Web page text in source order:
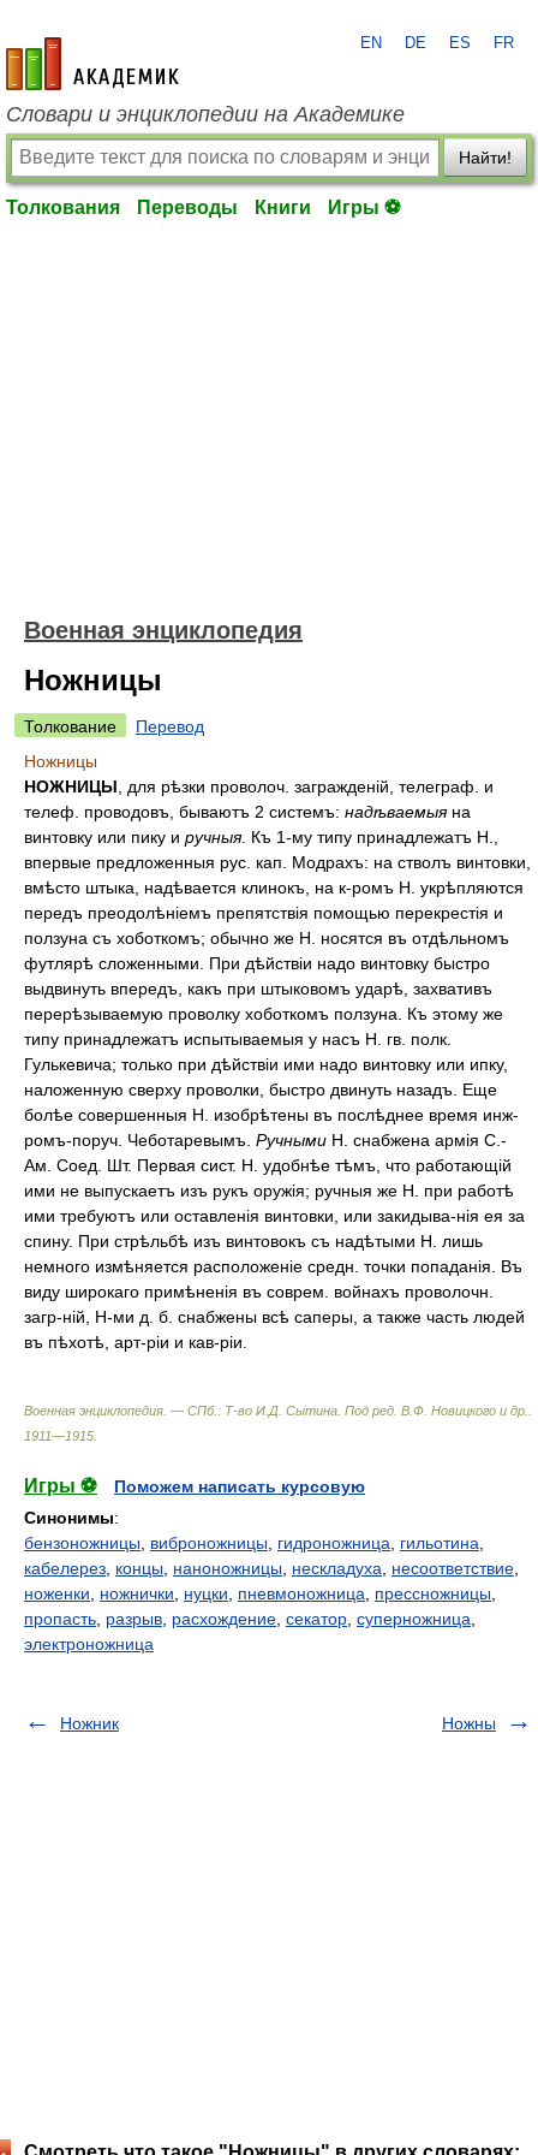
academic.ru
EN DE ES FR
Словари и энциклопедии на Академике
Найти!
Толкования Переводы Книги Игры ⚽
Военная энциклопедия
Ножницы
Толкование
Перевод
Ножницы
НОЖНИЦЫ , для рѣзки проволоч. загражденій, телеграф. и
телеф. проводовъ, бываютъ 2 системъ: надѣваемыяна
винтовку или пику и ручныя. Къ 1-му типу принадлежатъ Н.,
впервые предложенныя рус. кап. Модрахъ: на стволъ винтовки,
вмѣсто штыка, надѣвается клинокъ, на к-ромъ Н. укрѣпляются
передъ преодолѣніемъ препятствія помощью перекрестія и
ползуна съ хоботкомъ; обычно же Н. носятся въ отдѣльномъ
футлярѣ сложенными. При дѣйствіи надо винтовку быстро
выдвинуть впередъ, какъ при штыковомъ ударѣ, захвативъ
перерѣзываемую проволку хоботкомъ ползуна. Къ этому же
типу принадлежатъ испытываемыя у насъ Н. гв. полк.
Гулькевича; только при дѣйствіи ими надо винтовку или ипку,
наложенную сверху проволки, быстро двинуть назадъ. Еще
болѣе совершенныя Н. изобрѣтены въ послѣднее время инж-
ромъ-поруч. Чеботаревымъ. Ручными Н. снабжена армія С.-
Ам. Соед. Шт. Первая сист. Н. удобнѣе тѣмъ, что работающій
ими не выпускаетъ изъ рукъ оружія; ручныя же Н. при работѣ
ими требуютъ или оставленія винтовки, или закидыва-нія ея за
спину. При стрѣльбѣ изъ винтовокъ съ надѣтыми Н. лишь
немного измѣняется расположеніе средн. точки попаданія. Въ
виду широкаго примѣненія въ соврем. войнахъ проволочн.
загр-ній, Н-ми д. б. снабжены всѣ саперы, а также часть людей
въ пѣхотѣ, арт-ріи и кав-ріи.
Военная энциклопедия. — СПб.: Т-во И.Д. Сытина Под ред. В.Ф. Новицкого и др.
1911—1915
Игры ⚽
Поможем написать курсовую
Синонимы:
бензоножницы
виброножницы гидроножница гильотинa
кабелерез концы наноножницы нескладуха несоответствие
ноженки
ножнички нуцки пневмоножница прессножницы
пропасть разрыв расхождение секатор суперножница
электроножница
Ножник Ножны